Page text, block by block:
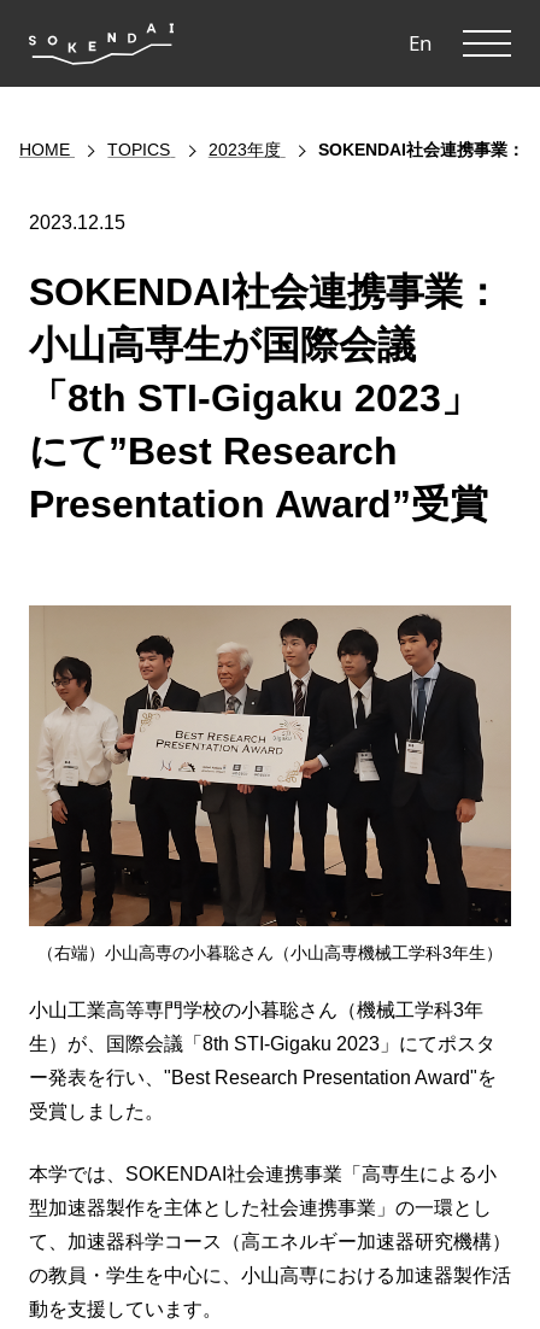
En
HOME TOPICS 2023年度 SOKENDAI社会連携事業：
2023.12.15
SOKENDAI社会連携事業：
小山高専生が国際会議
「8th STI-Gigaku 2023」
にて”Best Research
Presentation Award”受賞
（右端）小山高専の小暮聡さん（小山高専機械工学科3年生）
小山工業高等専門学校の小暮聡さん（機械工学科3年
生）が、国際会議「8th STI-Gigaku 2023」にてポスタ
ー発表を行い、"Best Research Presentation Award"を
受賞しました。
本学では、SOKENDAI社会連携事業「高専生による小
型加速器製作を主体とした社会連携事業」の一環とし
て、加速器科学コース（高エネルギー加速器研究機構）
の教員・学生を中心に、小山高専における加速器製作活
動を支援しています。